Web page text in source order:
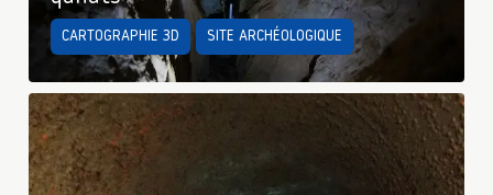
CARTOGRAPHIE 3D SITE ARCHÉOLOGIQUE